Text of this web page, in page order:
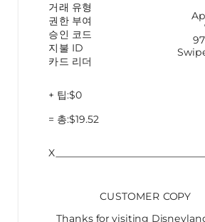
거래 유형
권한 부여
승인 코드
지불 ID
카드 리더
+ 팁:$0
= 총:$19.52
X
CUSTOMER COPY
Thanks for visiting